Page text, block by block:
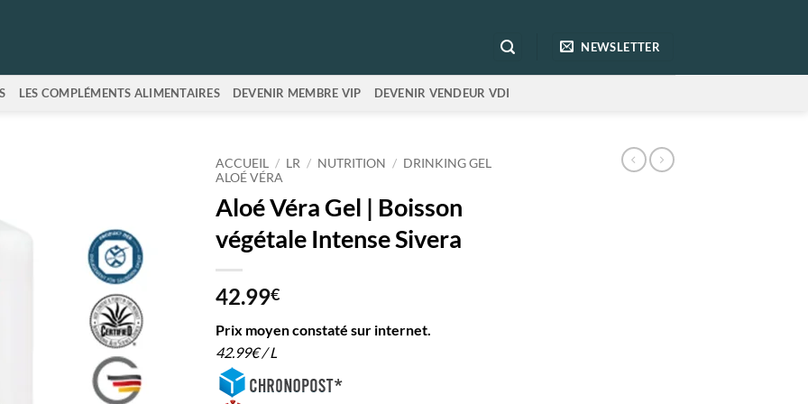
NEWSLETTER
LES COMPLÉMENTS ALIMENTAIRES DEVENIR MEMBRE VIP DEVENIR VENDEUR VDI
ACCUEIL / LR / NUTRITION / DRINKING GEL
ALOÉ VÉRA
Aloé Véra Gel | Boisson
végétale Intense Sivera
42.99€
Prix moyen constaté sur internet.
42.99€ / L